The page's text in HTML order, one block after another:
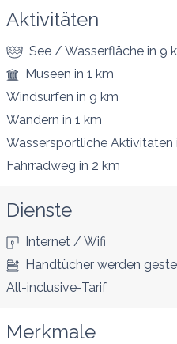
Aktivitäten
See / Wasserfläche in 9
Museen in 1 km
Windsurfen in 9 km
Wandern in 1 km
Wassersportliche Aktivitäten
Fahrradweg in 2 km
Dienste
Internet / Wifi
Handtücher werden
All-inclusive-Tarif
Merkmale